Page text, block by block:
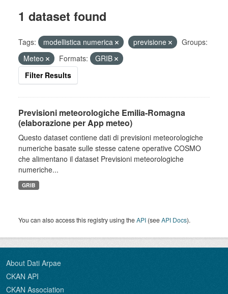
1 dataset found
Tags: modellistica numerica previsione
Groups:
Meteo
Formats:
GRIB
Filter Results
Previsioni meteorologiche Emilia-Romagna
(elaborazione per App meteo)
Questo dataset contiene dati di previsioni meteorologiche
numeriche basate sulle stesse catene operative COSMO
che alimentano il dataset Previsioni meteorologiche
numeriche...
GRIB
You can also access this registry using theAPI (seeAPI Docs).
About Dati Arpae
CKAN API
CKAN Association